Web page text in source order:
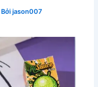
Bởijason007